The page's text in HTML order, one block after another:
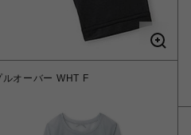
オーバー WHT F